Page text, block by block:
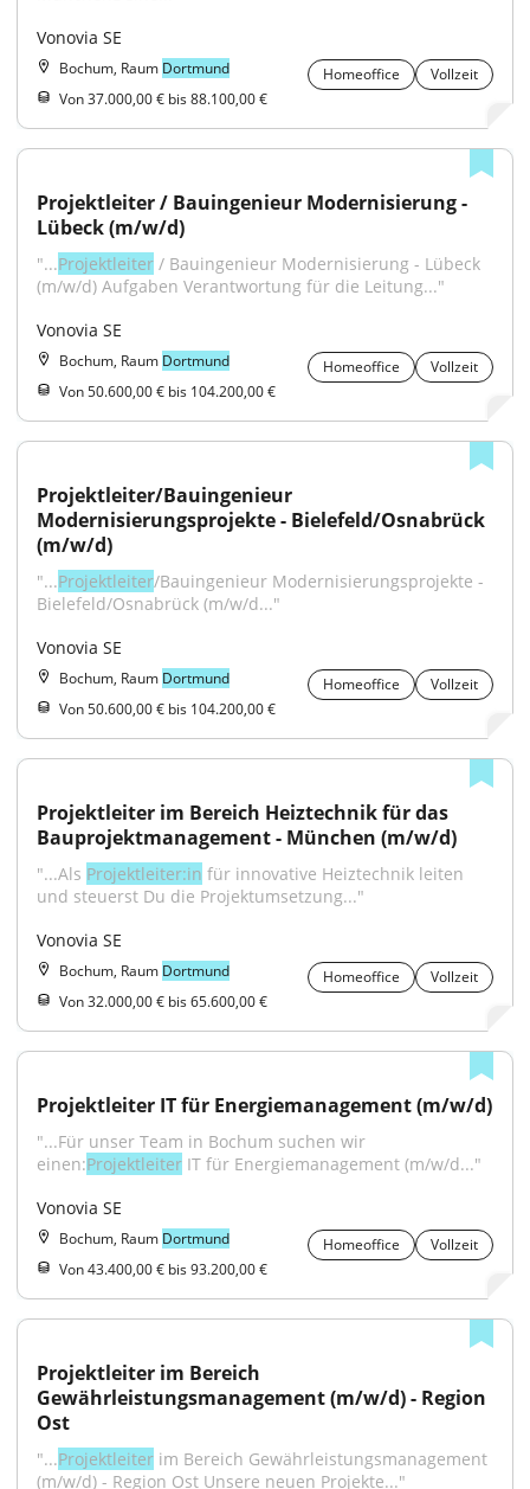
Vonovia SE
Bochum, Raum Dortmund Homeoffice
Vollzeit
Von 37.000,00 € bis 88.100,00 €
Projektleiter / Bauingenieur Modernisierung -
Lübeck (m/w/d)
"...Projektleiter / Bauingenieur Modernisierung - Lübeck
(m/w/d) Aufgaben Verantwortung für die Leitung..."
Vonovia SE
Bochum, Raum Dortmund Homeoffice
Vollzeit
Von 50.600,00 € bis 104.200,00 €
Projektleiter/Bauingenieur
Modernisierungsprojekte - Bielefeld/Osnabrück
(m/w/d)
"...Projektleiter/Bauingenieur Modernisierungsprojekte -
Bielefeld/Osnabrück (m/w/d..."
Vonovia SE
Bochum, Raum Dortmund Homeoffice
Vollzeit
Von 50.600,00 € bis 104.200,00 €
Projektleiter im Bereich Heiztechnik für das
Bauprojektmanagement - München (m/w/d)
"...Als Projektleiter:in für innovative Heiztechnik leiten
und steuerst Du die Projektumsetzung..."
Vonovia SE
Bochum, Raum Dortmund Homeoffice
Vollzeit
Von 32.000,00 € bis 65.600,00 €
Projektleiter IT für Energiemanagement (m/w/d)
"...Für unser Team in Bochum suchen wir
einen:Projektleiter IT für Energiemanagement (m/w/d..."
Vonovia SE
Bochum, Raum Dortmund Homeoffice
Vollzeit
Von 43.400,00 € bis 93.200,00 €
Projektleiter im Bereich
Gewährleistungsmanagement (m/w/d) - Region
Ost
"...Projektleiter im Bereich Gewährleistungsmanagement
(m/w/d) - Region Ost Unsere neuen Projekte..."